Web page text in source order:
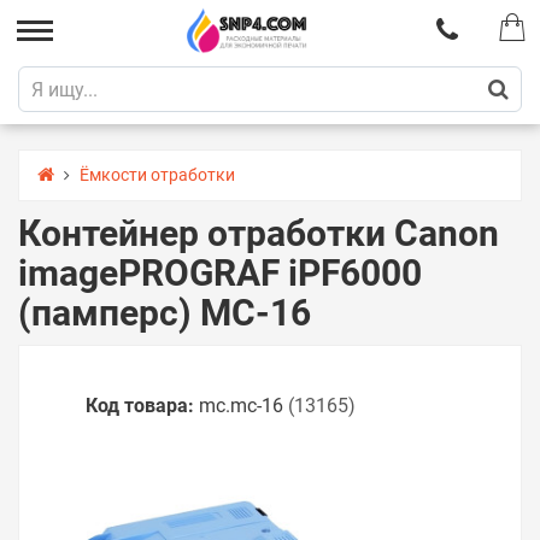
Ёмкости отработки
Контейнер отработки Canon
imagePROGRAF iPF6000
(памперс) MC-16
Код товара: mc.mc-16 (13165)